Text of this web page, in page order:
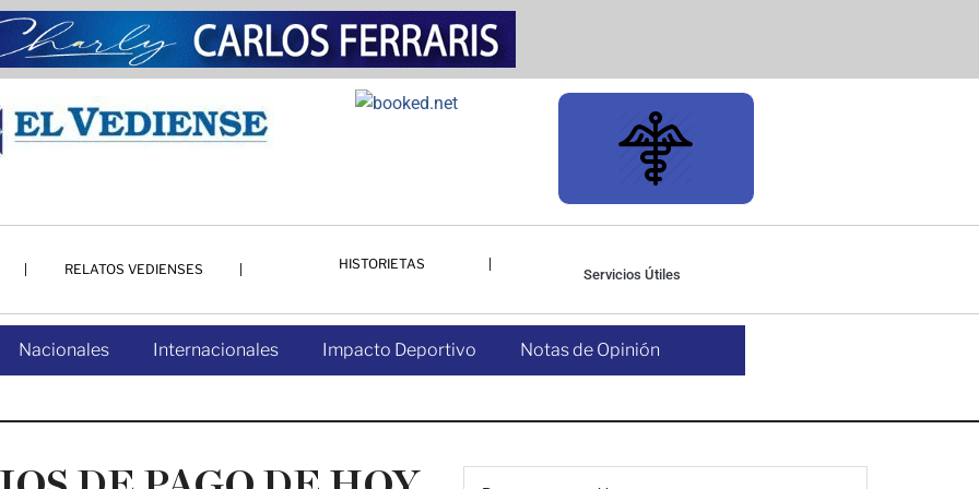
RELATOS VEDIENSES HISTORIETAS
Servicios Útiles
Nacionales Internacionales Impacto Deportivo Notas de Opinión